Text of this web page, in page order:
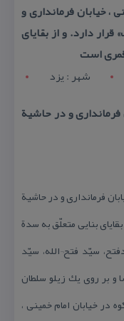
، خیابان فرمانداری و
دارد. و از بقایای
است
شهر : يزد
و در حاشیة
فرمانداری و در حاشیة
بنایی متعلّق به سدة
سیّد فتح¬الله، سیّد
و بر روی یك زیلو سلطان
در خیابان امام خمینی ،